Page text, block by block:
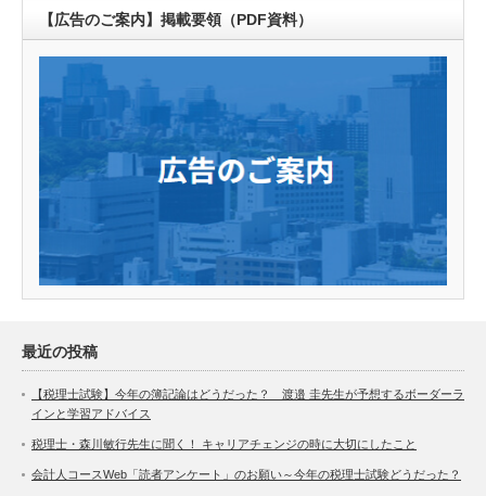
【広告のご案内】掲載要領（PDF資料）
最近の投稿
【税理士試験】今年の簿記論はどうだった？ 渡邉 圭先生が予想するボーダーラ
インと学習アドバイス
税理士・森川敏行先生に聞く！ キャリアチェンジの時に大切にしたこと
会計人コースWeb「読者アンケート」のお願い～今年の税理士試験どうだった？